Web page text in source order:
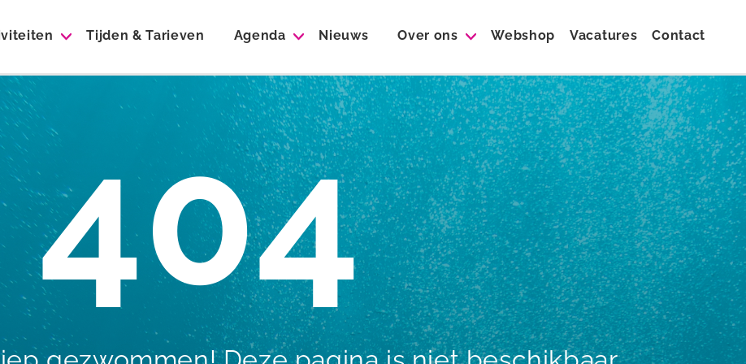
Tijden & Tarieven Agenda Nieuws Over ons Webshop Vacatures Contact
404